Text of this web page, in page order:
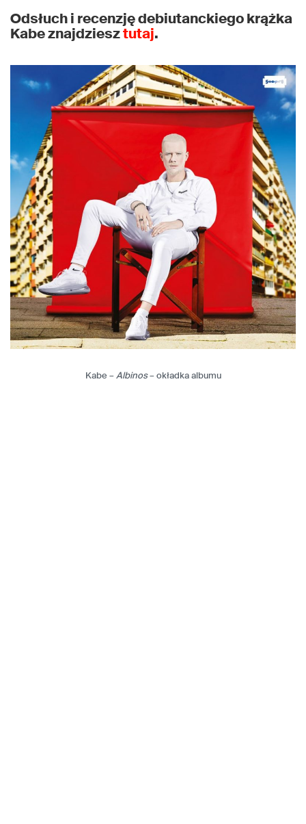
Odsłuch i recenzję debiutanckiego krążka
Kabe znajdziesztutaj.
Kabe –Albinos– okładka albumu